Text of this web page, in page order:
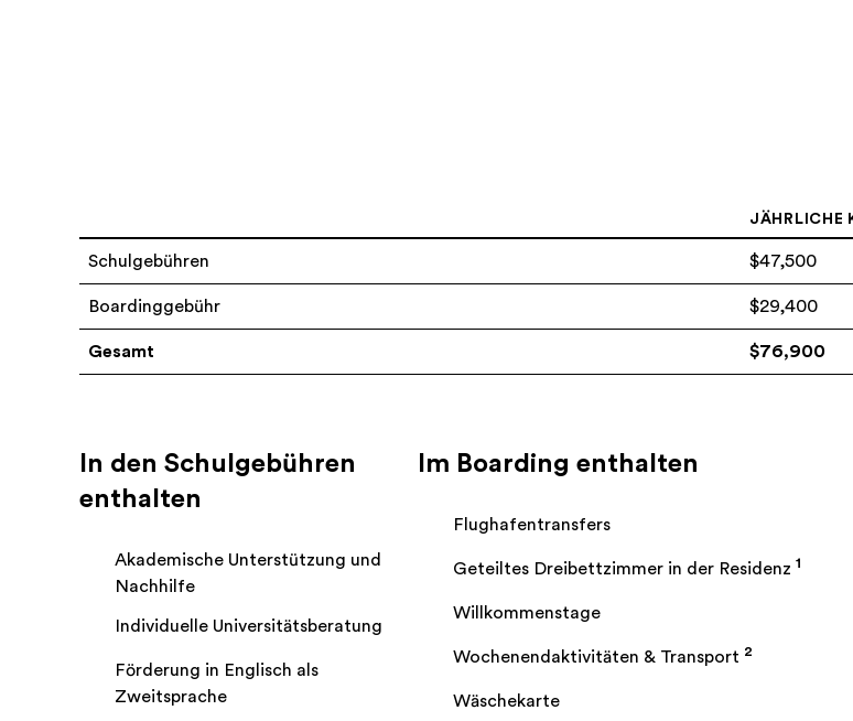
JÄHRLICHE
Schulgebühren $47,500
Boardinggebühr $29,400
Gesamt $76,900
In den Schulgebühren
enthalten
Akademische Unterstützung und
Nachhilfe
Individuelle Universitätsberatung
Förderung in Englisch als
Zweitsprache
Im Boarding enthalten
Flughafentransfers
Geteiltes Dreibettzimmer in der Residenz 1
Willkommenstage
Wochenendaktivitäten & Transport 2
Wäschekarte